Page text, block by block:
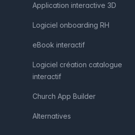
Application interactive 3D
Logiciel onboarding RH
eBook interactif
Logiciel création catalogue
interactif
Church App Builder
Alternatives